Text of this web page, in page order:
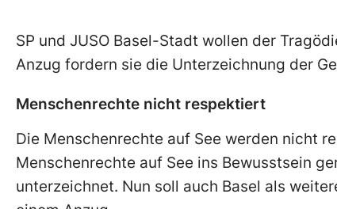
SP und JUSO Basel-Stadt wollen der
Anzug fordern sie die Unterzeichnung der
Menschenrechte nicht respektiert
Die Menschenrechte auf See werden nicht
Menschenrechte auf See ins Bewusstsein
unterzeichnet. Nun soll auch Basel als